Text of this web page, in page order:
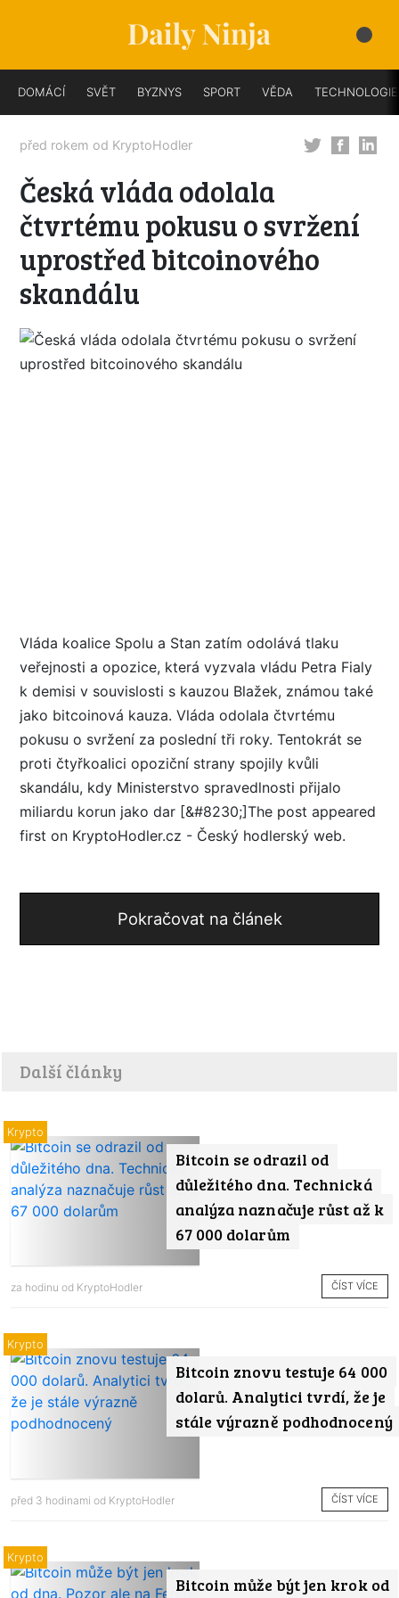
DOMÁCÍ SVĚT BYZNYS SPORT VĚDA TECHNOLOGIE
před rokem od KryptoHodler
Česká vláda odolala
čtvrtému pokusu o svržení
uprostřed bitcoinového
skandálu
Vláda koalice Spolu a Stan zatím odolává tlaku
veřejnosti a opozice, která vyzvala vládu Petra Fialy
k demisi v souvislosti s kauzou Blažek, známou také
jako bitcoinová kauza. Vláda odolala čtvrtému
pokusu o svržení za poslední tři roky. Tentokrát se
proti čtyřkoalici opoziční strany spojily kvůli
skandálu, kdy Ministerstvo spravedlnosti přijalo
miliardu korun jako dar [&#8230;]The post appeared
first on KryptoHodler.cz - Český hodlerský web.
Pokračovat na článek
Další články
Bitcoin se odrazil od
důležitého dna. Technická
analýza naznačuje růst až k
67 000 dolarům
Krypto
za hodinu od KryptoHodler ČÍST VÍCE
Bitcoin znovu testuje 64 000
dolarů. Analytici tvrdí, že je
stále výrazně podhodnocený
Krypto
před 3 hodinami od KryptoHodler ČÍST VÍCE
Bitcoin může být jen krok od
Krypto